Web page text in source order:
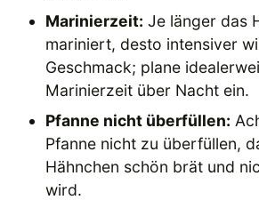
Marinierzeit: Je länger das
mariniert, desto intensiver
Geschmack; plane
Marinierzeit über Nacht ein.
Pfanne nicht überfüllen:
Pfanne nicht zu überfüllen,
Hähnchen schön brät und
wird.